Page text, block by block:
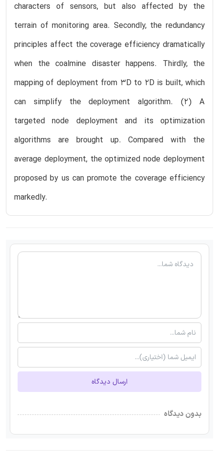
characters of sensors, but also affected by the
terrain of monitoring area. Secondly, the redundancy
principles affect the coverage efficiency dramatically
when the coalmine disaster happens. Thirdly, the
mapping of deployment from 3D to 2D is built, which
can simplify the deployment algorithm. (2) A
targeted node deployment and its optimization
algorithms are brought up. Compared with the
average deployment, the optimized node deployment
proposed by us can promote the coverage efficiency
markedly.
ارسال دیدگاه
بدون دیدگاه